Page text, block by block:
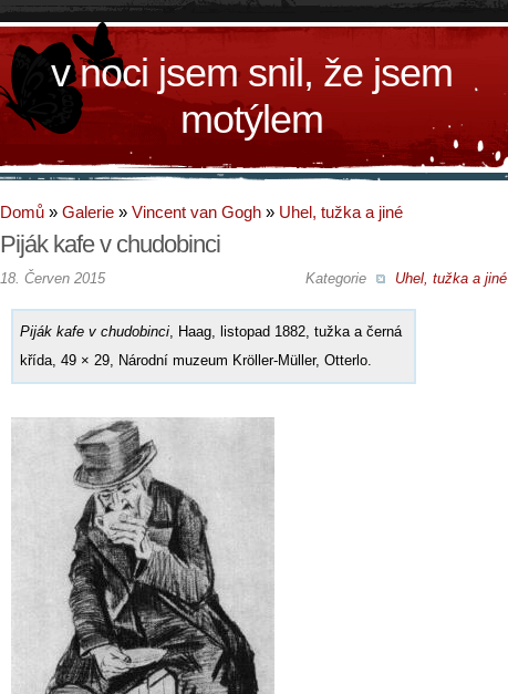
v noci jsem snil, že jsem
motýlem
Domů » Galerie » Vincent van Gogh » Uhel, tužka a jiné
Piják kafe v chudobinci
Kategorie Uhel, tužka a jiné
18. Červen 2015
Piják kafe v chudobinci , Haag, listopad 1882, tužka a černá
křída, 49 × 29, Národní muzeum Kröller-Müller, Otterlo.